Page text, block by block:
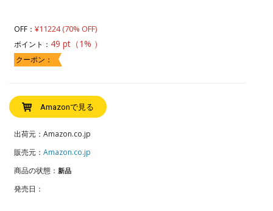
OFF： ¥11224 (70% OFF)
ポイント： 49 pt（1% ）
クーポン：
Amazonで見る
出荷元：Amazon.co.jp
販売元： Amazon.co.jp
商品の状態： 新品
発売日：